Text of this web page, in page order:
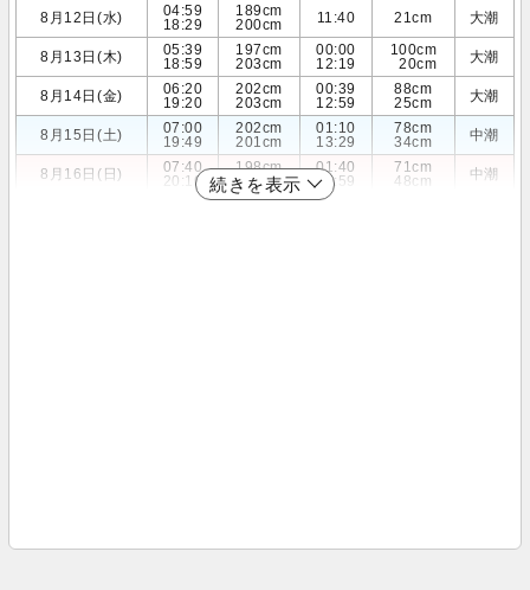
8月12日(水)
04:59
18:29
189cm
200cm
11:40 21cm 大潮
8月13日(木)
05:39
18:59
197cm
203cm
00:00
12:19
100cm
20cm
大潮
8月14日(金)
06:20
19:20
202cm
203cm
00:39
12:59
88cm
25cm
大潮
8月15日(土)
07:00
19:49
202cm
201cm
01:10
13:29
78cm
34cm
中潮
8月16日(日)
07:40
20:10
198cm
198cm
01:40
13:59
71cm
48cm
中潮
続きを表示